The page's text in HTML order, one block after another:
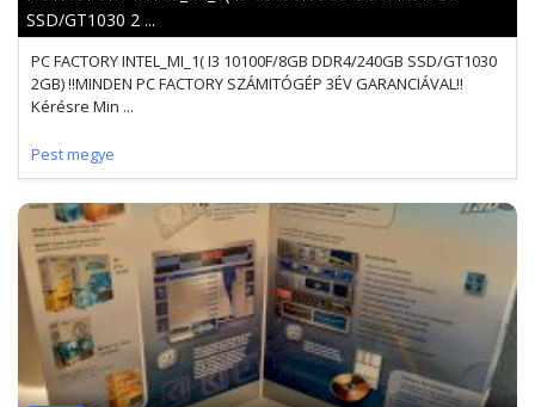
SSD/GT1030 2 ...
PC FACTORY INTEL_MI_1( I3 10100F/8GB DDR4/240GB SSD/GT1030
2GB) !!MINDEN PC FACTORY SZÁMITÓGÉP 3ÉV GARANCIÁVAL!!
Kérésre Min ...
Pest megye